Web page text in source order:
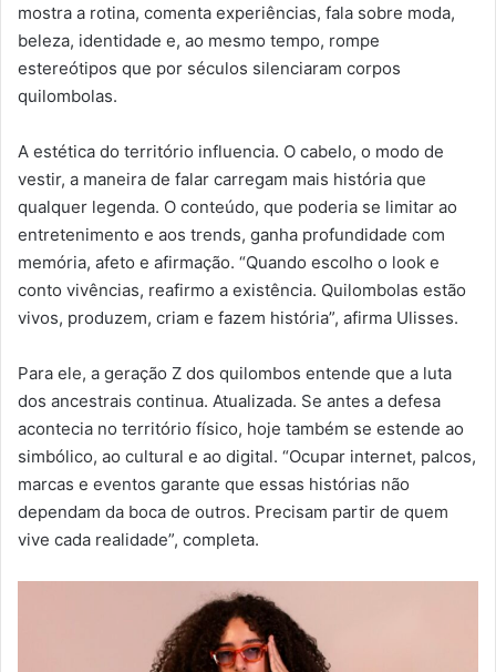
mostra a rotina, comenta experiências, fala sobre moda,
beleza, identidade e, ao mesmo tempo, rompe
estereótipos que por séculos silenciaram corpos
quilombolas.
A estética do território influencia. O cabelo, o modo de
vestir, a maneira de falar carregam mais história que
qualquer legenda. O conteúdo, que poderia se limitar ao
entretenimento e aos trends, ganha profundidade com
memória, afeto e afirmação. “Quando escolho o look e
conto vivências, reafirmo a existência. Quilombolas estão
vivos, produzem, criam e fazem história”, afirma Ulisses.
Para ele, a geração Z dos quilombos entende que a luta
dos ancestrais continua. Atualizada. Se antes a defesa
acontecia no território físico, hoje também se estende ao
simbólico, ao cultural e ao digital. “Ocupar internet, palcos,
marcas e eventos garante que essas histórias não
dependam da boca de outros. Precisam partir de quem
vive cada realidade”, completa.